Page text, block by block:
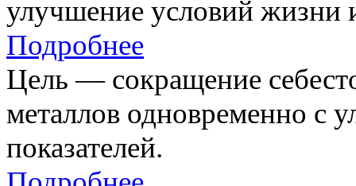
улучшение условий жизни
Подробнее
Цель — сокращение
металлов одновременно с
показателей.